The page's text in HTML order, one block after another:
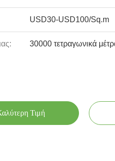
USD30-USD100/Sq.m
30000 τετραγωνικά
Τιμή